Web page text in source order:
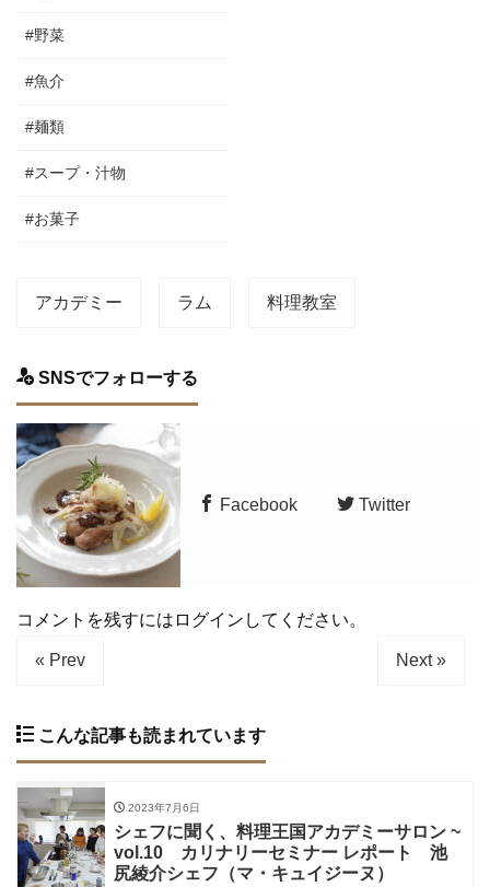
#野菜
#魚介
#麺類
#スープ・汁物
#お菓子
アカデミー ラム 料理教室
SNSでフォローする
Facebook Twitter
コメントを残すにはログインしてください。
« Prev Next »
こんな記事も読まれています
2023年7月6日
シェフに聞く、料理王国アカデミーサロン ~
vol.10 カリナリーセミナー レポート 池
尻綾介シェフ（マ・キュイジーヌ）